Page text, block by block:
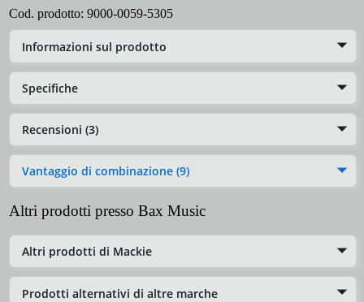
Cod. prodotto: 9000-0059-5305
Informazioni sul prodotto
Specifiche
Recensioni (3)
Vantaggio di combinazione (9)
Altri prodotti presso Bax Music
Altri prodotti di Mackie
Prodotti alternativi di altre marche